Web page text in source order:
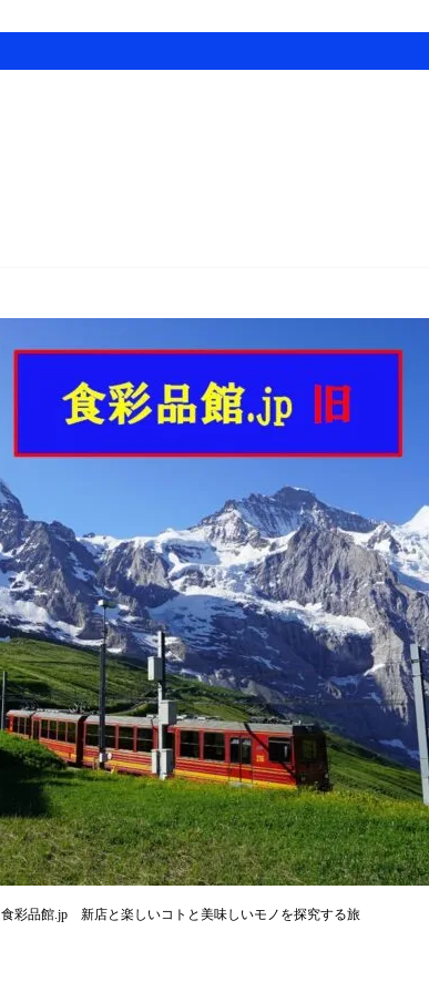
食彩品館.jp 新店と楽しいコトと美味しいモノを探究する旅